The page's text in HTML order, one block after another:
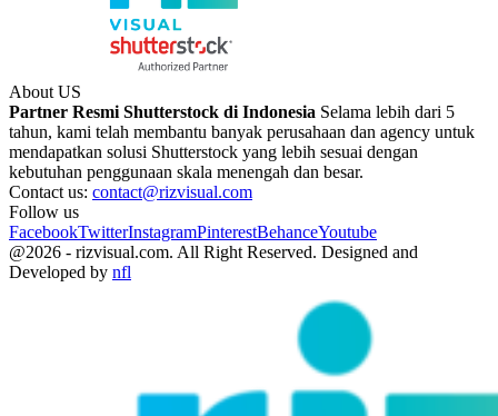
About US
Partner Resmi Shutterstock di Indonesia Selama lebih dari 5
tahun, kami telah membantu banyak perusahaan dan agency untuk
mendapatkan solusi Shutterstock yang lebih sesuai dengan
kebutuhan penggunaan skala menengah dan besar.
Contact us: contact@rizvisual.com
Follow us
FacebookTwitterInstagramPinterestBehanceYoutube
@2026 - rizvisual.com. All Right Reserved. Designed and
Developed by nfl